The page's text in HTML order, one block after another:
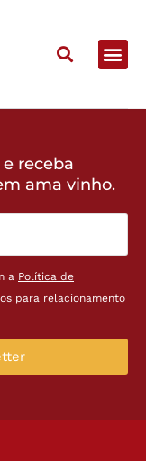
receba
ama vinho.
a Política de
para relacionamento